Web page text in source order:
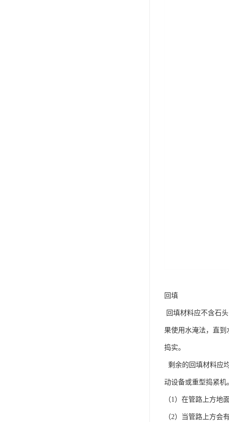
回填
回填材料应不含石
果使用水淹法，直
捣实。
剩余的回填材料应
动设备或重型捣紧机
（1）在管路上方地
（2）当管路上方会